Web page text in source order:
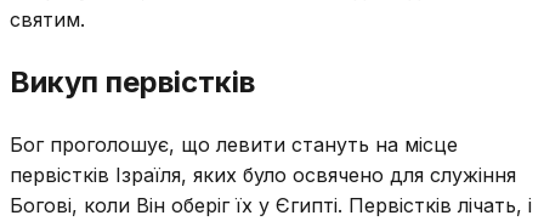
святим.
Викуп первістків
Бог проголошує, що левити стануть на місце
первістків Ізраїля, яких було освячено для служіння
Богові, коли Він оберіг їх у Єгипті. Первістків лічать, і